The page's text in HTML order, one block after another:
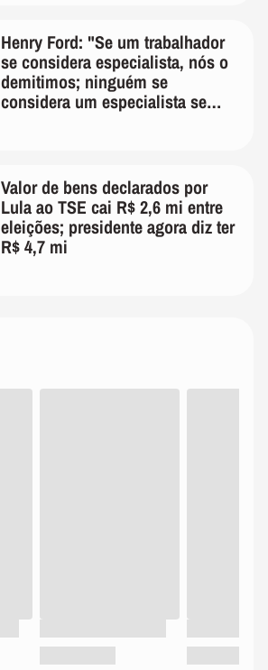
Henry Ford: "Se um trabalhador
se considera especialista, nós o
demitimos; ninguém se
considera um especialista se
Valor de bens declarados por
Lula ao TSE cai R$ 2,6 mi entre
eleições; presidente agora diz ter
R$ 4,7 mi